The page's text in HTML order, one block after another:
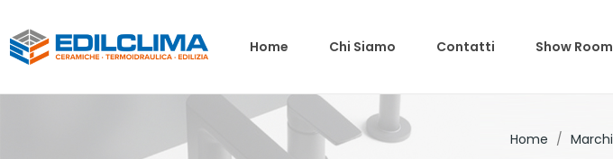
Home Chi Siamo Contatti Show Room
Home Marchi